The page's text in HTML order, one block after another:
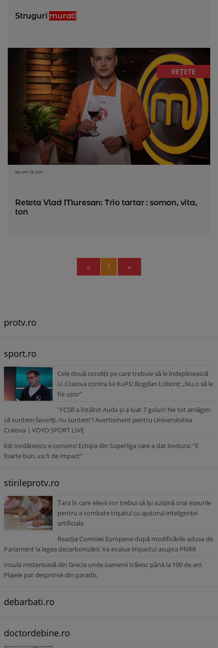
Struguri murati
REȚETE
acum 13 ani
Reteta Vlad Muresan: Trio tartar : somon, vita,
ton
« Previous
1 »
protv.ro
sport.ro
Cele două condiții pe care trebuie să le îndeplinească
U. Craiova contra lui KuPS! Bogdan Lobonț: „Nu o să le
fie ușor”
”FCSB a întâlnit Auda și a luat 7 goluri! Ne tot amăgim
că suntem favoriți, nu suntem”! Avertisment pentru Universitatea
Craiova | VOYO SPORT LIVE
Edi Iordănescu e convins! Echipa din Superliga care a dat lovitura: ”E
foarte bun, va fi de impact”
stirileprotv.ro
Țara în care elevii vor trebui să își susțină oral eseurile
pentru a combate trișatul cu ajutorul inteligenței
artificiale
Reacția Comisiei Europene după modificările aduse de
Parlament la legea decarbonizării. Va evalua impactul asupra PNRR
Insula misterioasă din Grecia unde oamenii trăiesc până la 100 de ani.
Plajele par desprinse din paradis
debarbati.ro
doctordebine.ro